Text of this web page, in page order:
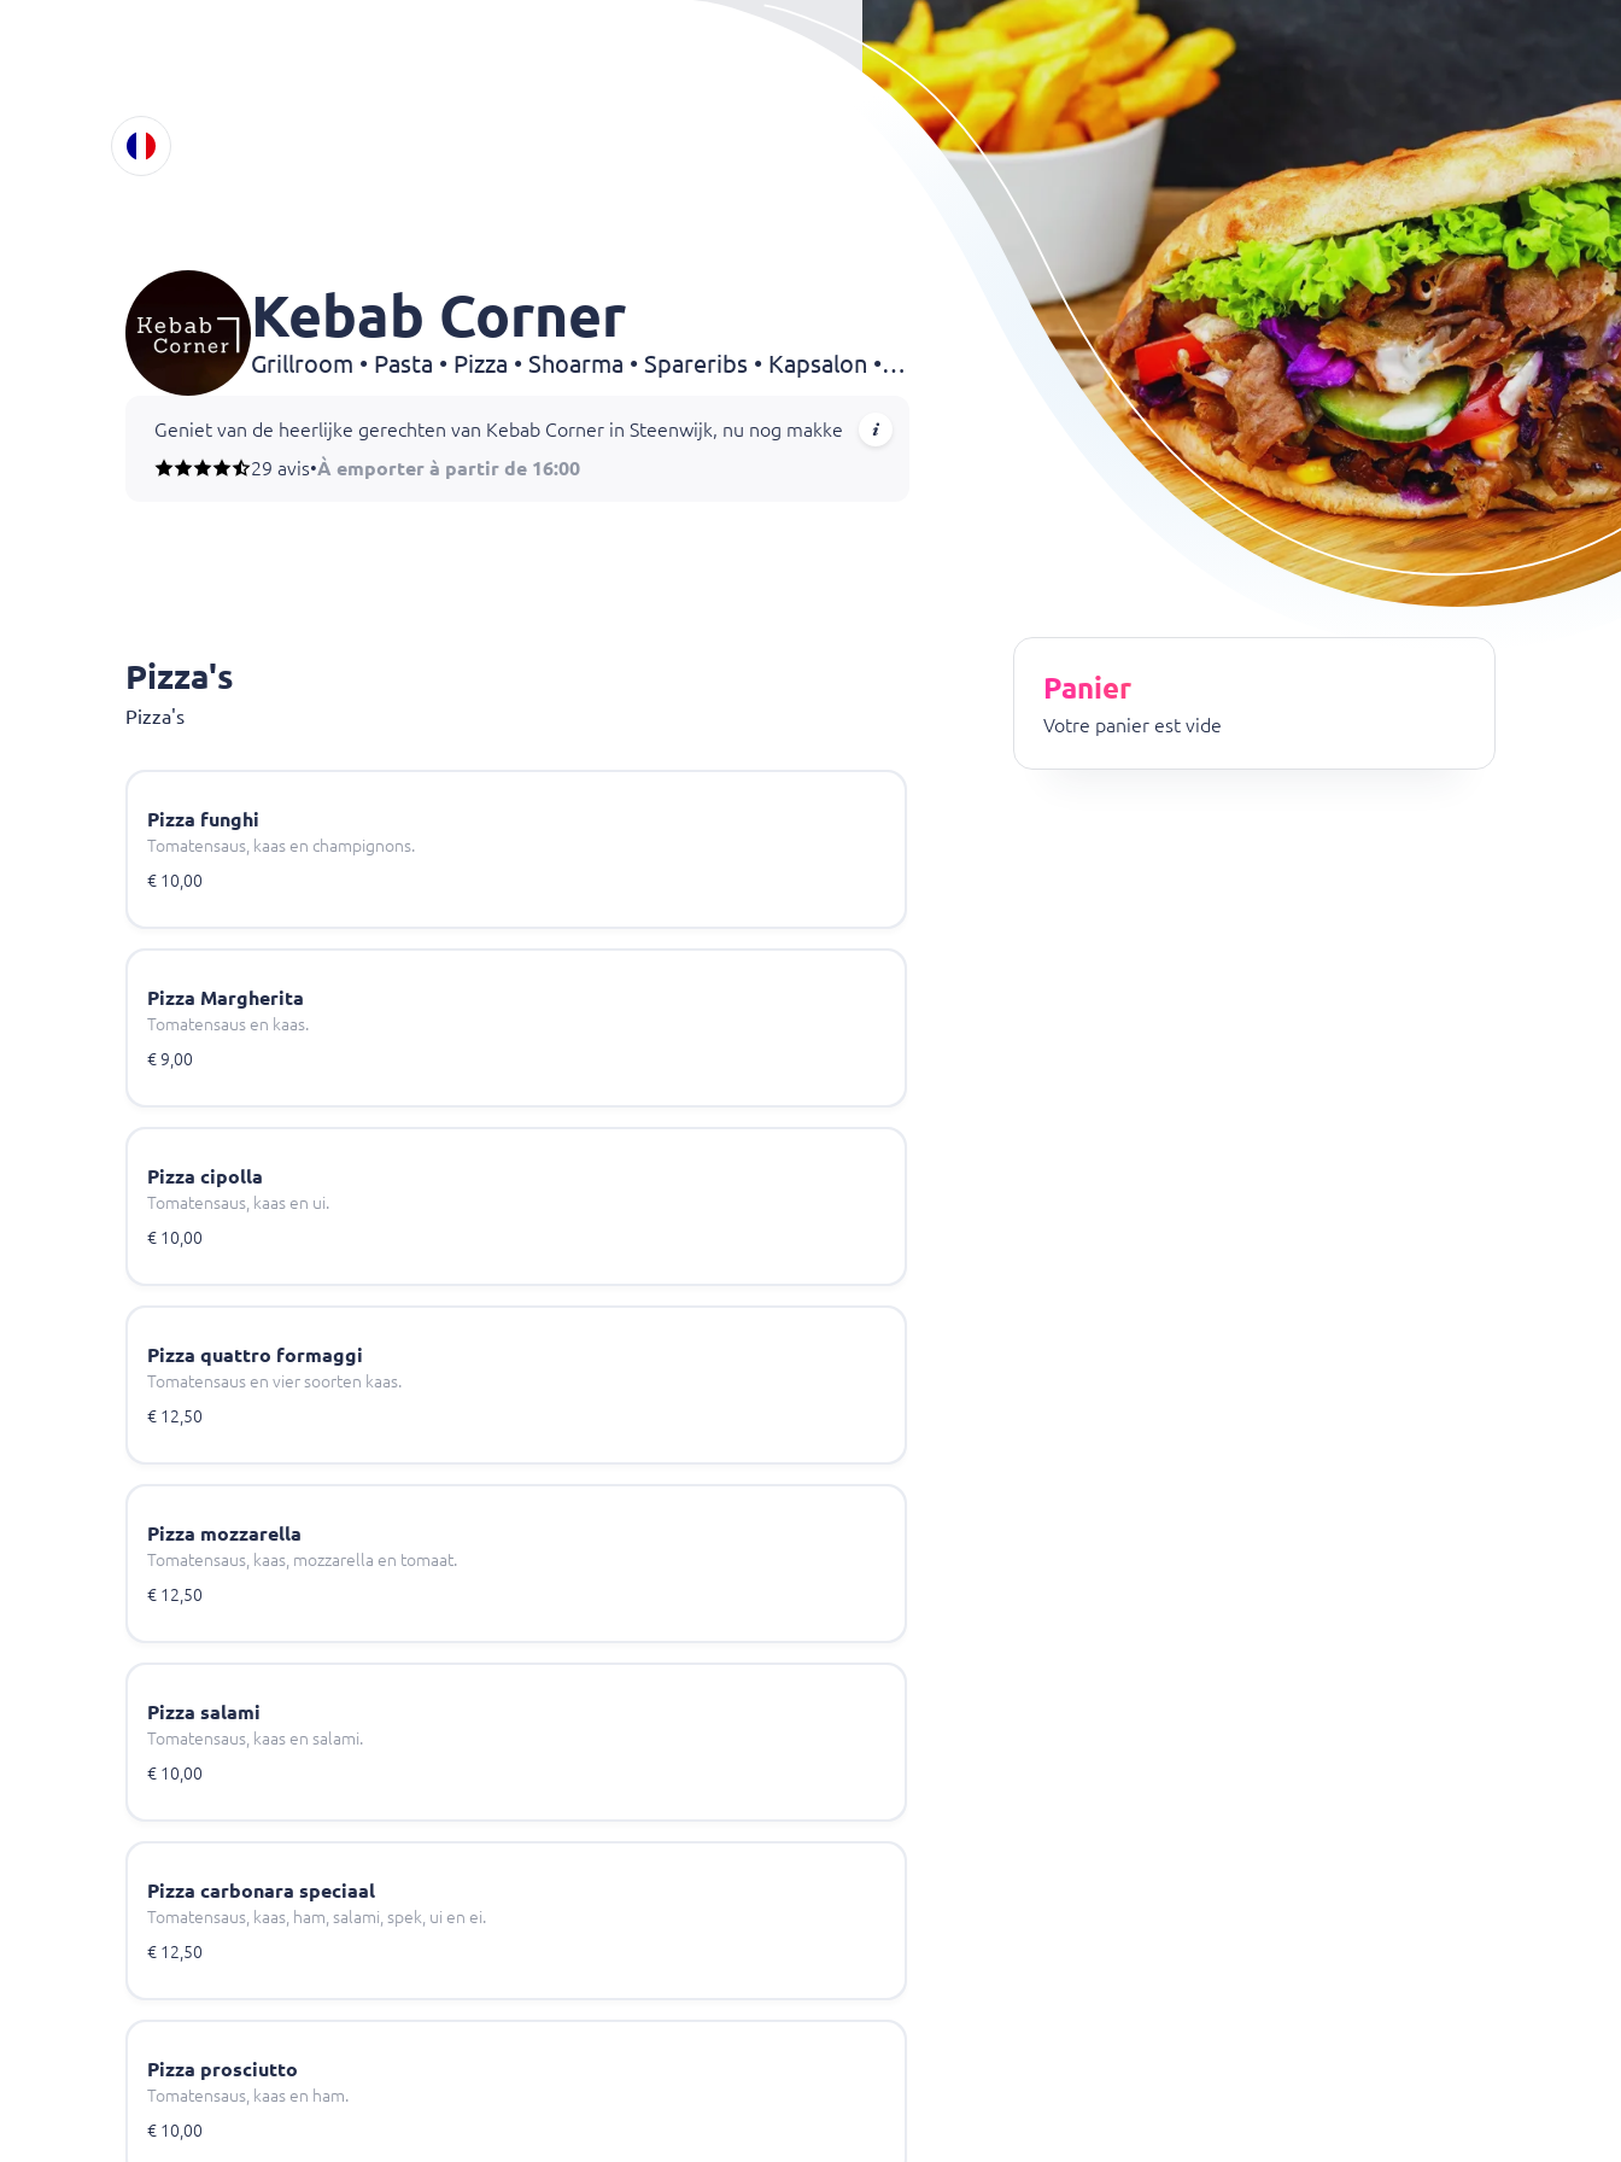
Kebab Corner
Grillroom • Pasta • Pizza • Shoarma • Spareribs • Kapsalon • Chicken • Döner • Dürüm • Fries • Kebab • Drinks
Geniet van de heerlijke gerechten van Kebab Corner in Steenwijk, nu nog makkelijker! Kies uit onze uitgebreide menukaart met pizza’s, pasta’s, schotels, spareribs en
29 avis•À emporter à partir de 16:00
Pizza's
Pizza's
Pizza funghi
Tomatensaus, kaas en champignons.
€ 10,00
Pizza Margherita
Tomatensaus en kaas.
€ 9,00
Pizza cipolla
Tomatensaus, kaas en ui.
€ 10,00
Pizza quattro formaggi
Tomatensaus en vier soorten kaas.
€ 12,50
Pizza mozzarella
Tomatensaus, kaas, mozzarella en tomaat.
€ 12,50
Pizza salami
Tomatensaus, kaas en salami.
€ 10,00
Pizza carbonara speciaal
Tomatensaus, kaas, ham, salami, spek, ui en ei.
€ 12,50
Pizza prosciutto
Tomatensaus, kaas en ham.
€ 10,00
Panier
Votre panier est vide